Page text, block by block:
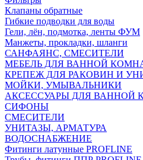
Клапаны обратные
Гибкие подводки для воды
Гели, лён, подмотка, ленты ФУМ
Манжеты, прокладки, шланги
САНФАЯНС, СМЕСИТЕЛИ
МЕБЕЛЬ ДЛЯ ВАННОЙ
КРЕПЕЖ ДЛЯ РАКОВИН И
МОЙКИ, УМЫВАЛЬНИКИ
АКСЕССУАРЫ ДЛЯ ВАННОЙ
СИФОНЫ
СМЕСИТЕЛИ
УНИТАЗЫ, АРМАТУРА
ВОДОСНАБЖЕНИЕ
Фитинги латунные PROFLINE